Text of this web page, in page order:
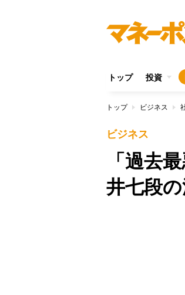
トップ 投資
トップ ビジネス
ビジネス
「過去
井七段